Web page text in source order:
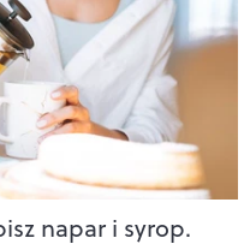
napar i syrop.